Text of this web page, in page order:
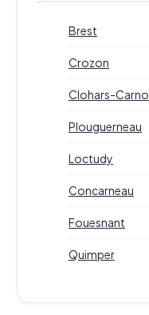
Brest
Crozon
Clohars-
Plouguerneau
Loctudy
Concarneau
Fouesnant
Quimper